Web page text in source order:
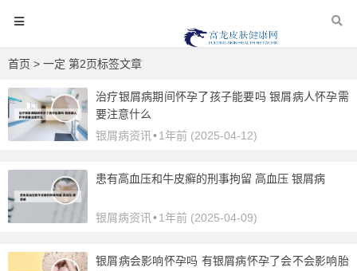
首页 > 一定 第2页标签文章
治疗银屑病期间怀孕了孩子能要吗 银屑病人怀孕需
要注意什么
银屑病资讯 •1年前 (2025-04-12)
患有高血压和牛皮癣的刑事拘留 高血压 银屑病
银屑病资讯 •1年前 (2025-04-09)
银屑病会影响怀孕吗 有银屑病怀孕了会不会影响胎